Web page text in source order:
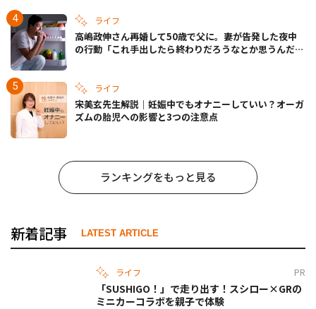
ライフ
高嶋政伸さん再婚して50歳で父に。妻が告発した夜中
の行動「これ手出したら終わりだろうなとか思うんだけ
ライフ
宋美玄先生解説｜妊娠中でもオナニーしていい？オーガ
ズムの胎児への影響と3つの注意点
ランキングをもっと見る
新着記事 LATEST ARTICLE
ライフ PR
「SUSHIGO！」で走り出す！スシロー×GRの
ミニカーコラボを親子で体験